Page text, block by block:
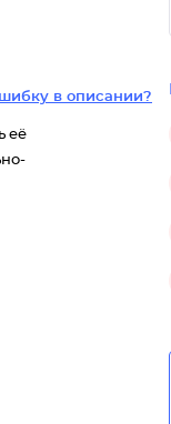
в описании?
её